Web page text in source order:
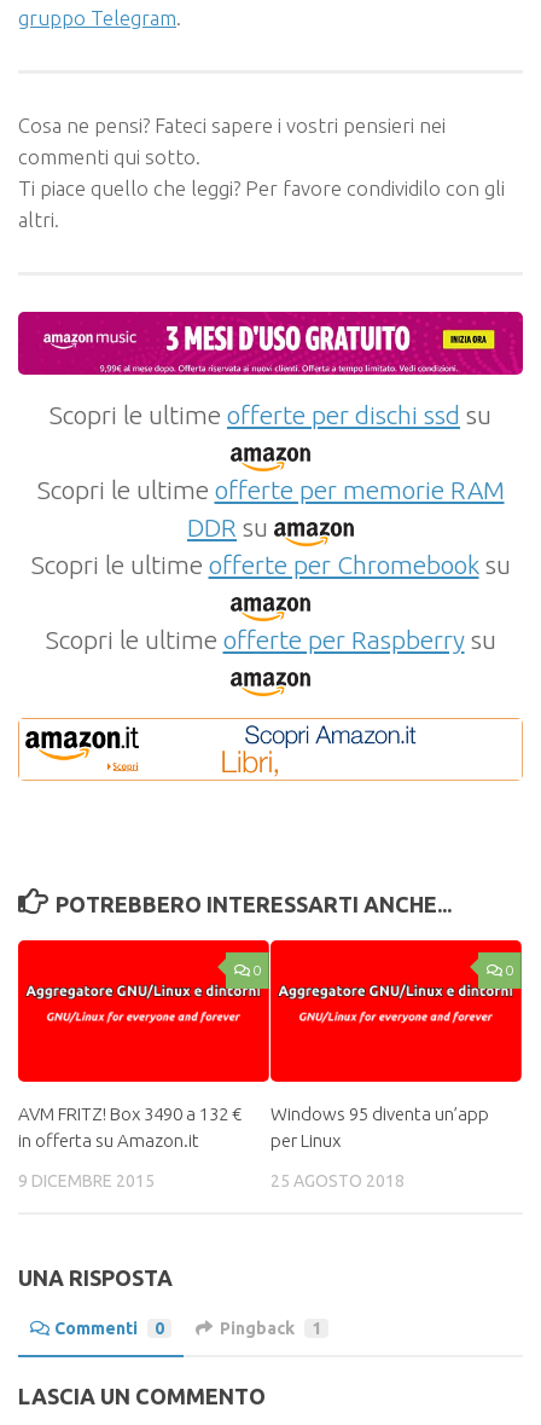
gruppo Telegram.
Cosa ne pensi? Fateci sapere i vostri pensieri nei
commenti qui sotto.
Ti piace quello che leggi? Per favore condividilo con gli
altri.
Scopri le ultime offerte per dischi ssd su
Scopri le ultime offerte per memorie RAM
DDR su
Scopri le ultime offerte per Chromebooksu
Scopri le ultime offerte per Raspberrysu
POTREBBERO INTERESSARTI ANCHE...
0
AVM FRITZ! Box 3490 a 132 €
in offerta su Amazon.it
9 DICEMBRE 2015
0
Windows 95 diventa un’app
per Linux
25 AGOSTO 2018
UNA RISPOSTA
Commenti 0 Pingback 1
LASCIA UN COMMENTO